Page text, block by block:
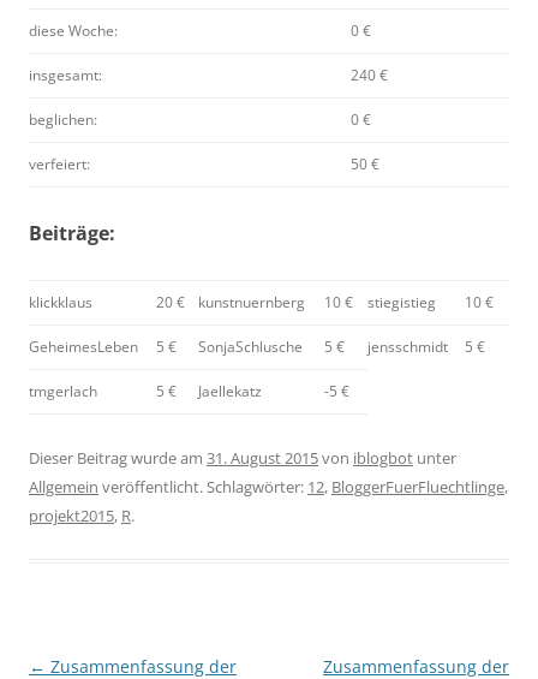
diese Woche: 0 €
insgesamt: 240 €
beglichen: 0 €
verfeiert: 50 €
Beiträge:
klickklaus 20 € kunstnuernberg 10 € stiegistieg 10 €
GeheimesLeben 5 € SonjaSchlusche 5 € jensschmidt 5 €
tmgerlach 5 € Jaellekatz -5 €
Dieser Beitrag wurde am 31. August 2015von iblogbot unter
Allgemein veröffentlicht. Schlagwörter: 12, BloggerFuerFluechtlinge,
projekt2015, R.
Beitragsnavigation
← Zusammenfassung der
Zusammenfassung der